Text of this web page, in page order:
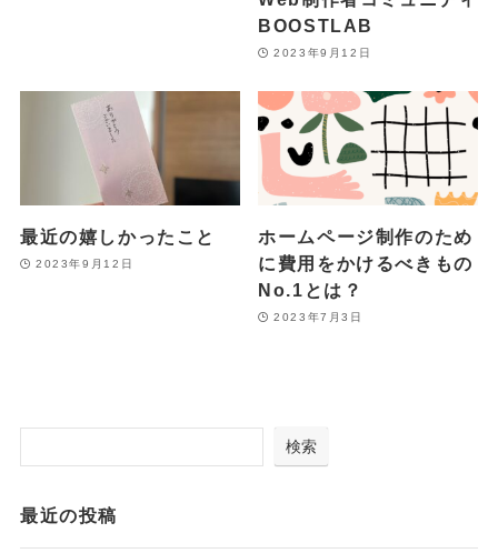
BOOSTLAB
2023年9月12日
最近の嬉しかったこと
2023年9月12日
ホームページ制作のため
に費用をかけるべきもの
No.1とは？
2023年7月3日
検索
最近の投稿